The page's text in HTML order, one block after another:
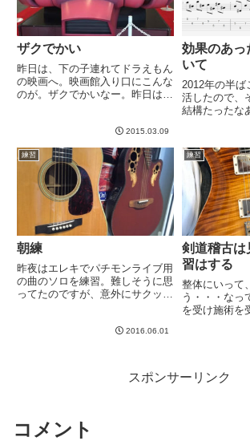
ザクでかい
昨日は、下の子連れてドラえもん
の映画へ。映画館入り口にこんな
のが。ザクでかいなー。昨日は朝
んどしない日でした＾＾とはいえ
ちょっとやりました。例のPC上
のフリードマンとTS-808の...
2015.03.09
効果のあっ
いて
2012年の半ば
活したので、
結構たったな
の４年間で獲
す^^第一ギタ
いは、地道な
ギター期は
練習
朝練
昨夜はエレキでパチモンライブ用
の曲のソロを練習。難しそうに思
ってたのですが、意外にサクッと
問題っぽい。そして今朝は、朝練
2016.06.01
練習
剣道稽古
習はする
整体にいって
う・・・なっ
を受け施術を
痛めてから通
があります。
ら...
スポンサーリンク
コメント